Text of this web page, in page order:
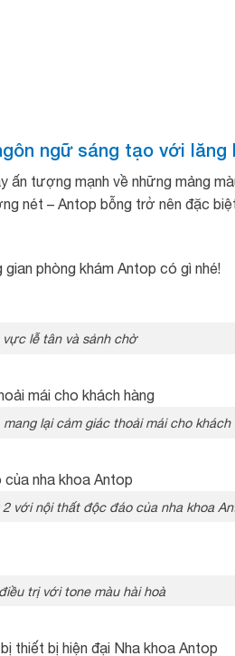
ngữ sáng tạo với lăng
ấn tượng mạnh về những mảng
nét – Antop bỗng trở nên đặc
gian phòng khám Antop có gì nhé!
vực lễ tân và sảnh chờ
lại cảm giác thoải mái cho khách
với nội thất độc đáo của nha khoa
trị với tone màu hài hoà